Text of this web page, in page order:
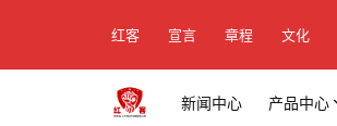
红客 宣言 章程 文化
新闻中心 产品中心